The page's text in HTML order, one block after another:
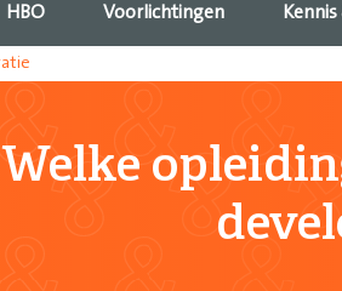
HBO Voorlichtingen
Welke